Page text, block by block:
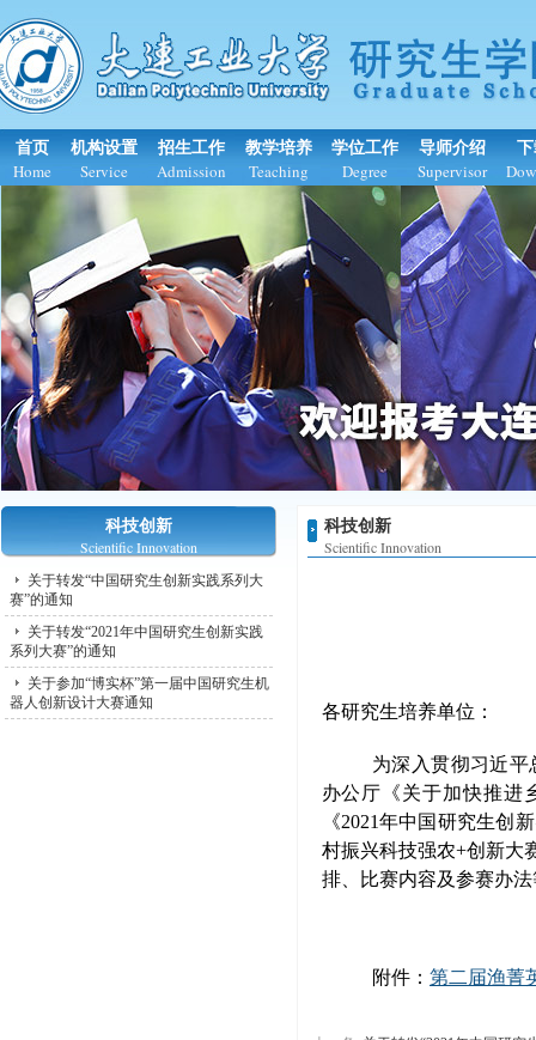
首页
Home
机构设置
Service
招生工作
Admission
教学培养
Teaching
学位工作
Degree
导师介绍
Supervisor
科技创新
Scientific Innovation
关于转发“中国研究生创新实践系列大
赛”的通知
关于转发“2021年中国研究生创新实践
系列大赛”的通知
关于参加“博实杯”第一届中国研究生机
器人创新设计大赛通知
科技创新
Scientific Innovation
各研究生培养单位：
为深入贯彻习近
办公厅《关于加快推进
《2021年中国研究生创
村振兴科技强农+创新大
排、比赛内容及参赛办
附件：第二届渔菁